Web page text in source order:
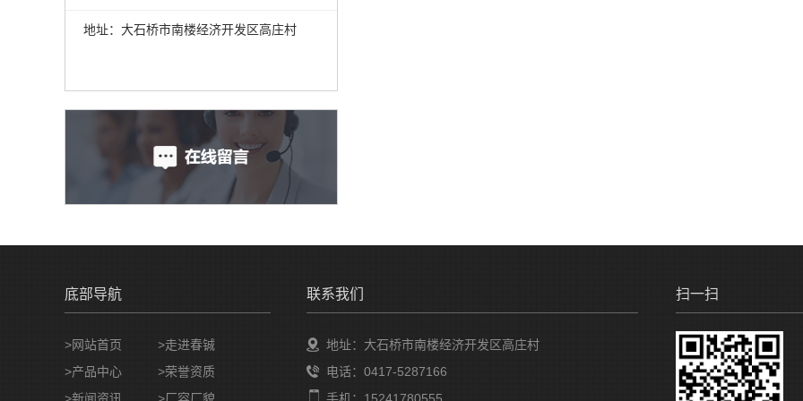
地址：大石桥市南楼经济开发区高庄村
底部导航
>网站首页
>走进春铖
>产品中心
>荣誉资质
联系我们
地址：大石桥市南楼经济开发区高庄村
电话：0417-5287166
扫一扫